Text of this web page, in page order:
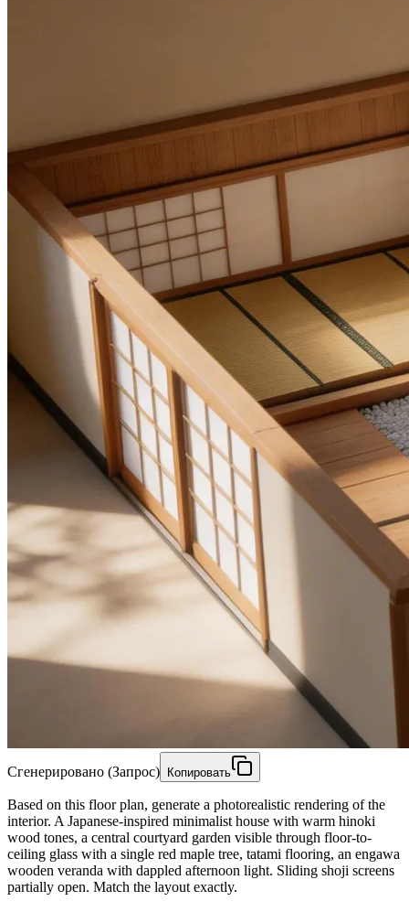
Сгенерировано (Запрос) Копировать
Based on this floor plan, generate a photorealistic rendering of the
interior. A Japanese-inspired minimalist house with warm hinoki
wood tones, a central courtyard garden visible through floor-to-
ceiling glass with a single red maple tree, tatami flooring, an engawa
wooden veranda with dappled afternoon light. Sliding shoji screens
partially open. Match the layout exactly.